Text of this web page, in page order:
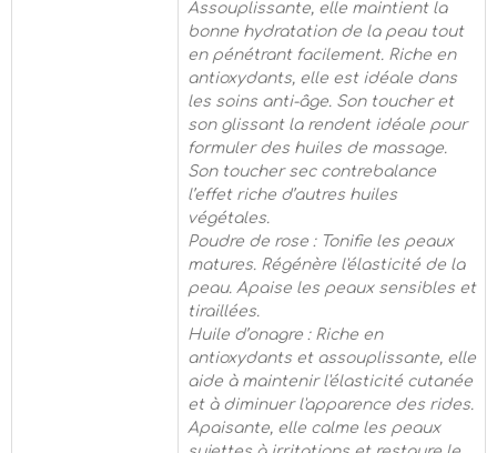
Assouplissante, elle maintient la
bonne hydratation de la peau tout
en pénétrant facilement. Riche en
antioxydants, elle est idéale dans
les soins anti-âge. Son toucher et
son glissant la rendent idéale pour
formuler des huiles de massage.
Son toucher sec contrebalance
l’effet riche d’autres huiles
végétales.
Poudre de rose : Tonifie les peaux
matures. Régénère l'élasticité de la
peau. Apaise les peaux sensibles et
tiraillées.
Huile d’onagre : Riche en
antioxydants et assouplissante, elle
aide à maintenir l'élasticité cutanée
et à diminuer l'apparence des rides.
Apaisante, elle calme les peaux